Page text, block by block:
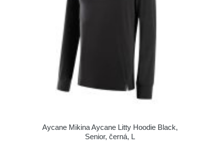
Aycane Mikina Aycane Litty Hoodie Black,
Senior, černá, L